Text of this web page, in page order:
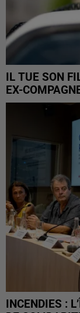
IL TUE SON
EX-
INCENDIES :